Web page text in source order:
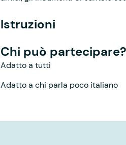
Istruzioni
Chi può partecipare?
Adatto a tutti
Adatto a chi parla poco italiano